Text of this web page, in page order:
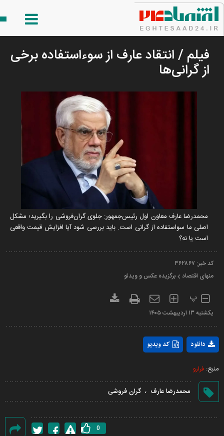
فیلم / انتقاد عارف از سوءاستفاده برخی
از گرانی‌ها
محمدرضا عارف معاون اول رئیس‌جمهور: جلوی گران‌فروشی را بگیرید؛ مشکل
اصلی ما سواستفاده از گرانی است. باید بررسی شود آیا افزایش قیمت واقعی
است یا نه؟
کد خبر: ۳۶۲۸۶۷
منهای اقتصاد
برگزیده عکس و ویدئو
پ
يکشنبه ۱۳ ارديبهشت ۱۴۰۵
کد ویدیو دانلود
منبع: فرارو
محمدرضا عارف ، گران فروشی
0